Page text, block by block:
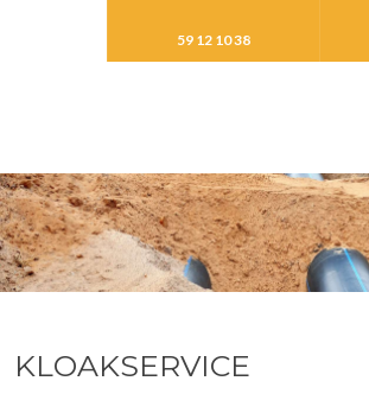
59 12 10 38
KLOAKSERVICE